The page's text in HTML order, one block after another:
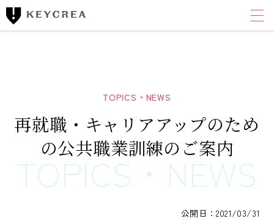
ワンストップ士業サポート
財務コンサルティング
CLOUD ACCOUNTING CORPORATION
キークレアクラウド会計株式会社
再就職・キャリアアップのため
の公共職業訓練のご案内
公開日：2021/03/31